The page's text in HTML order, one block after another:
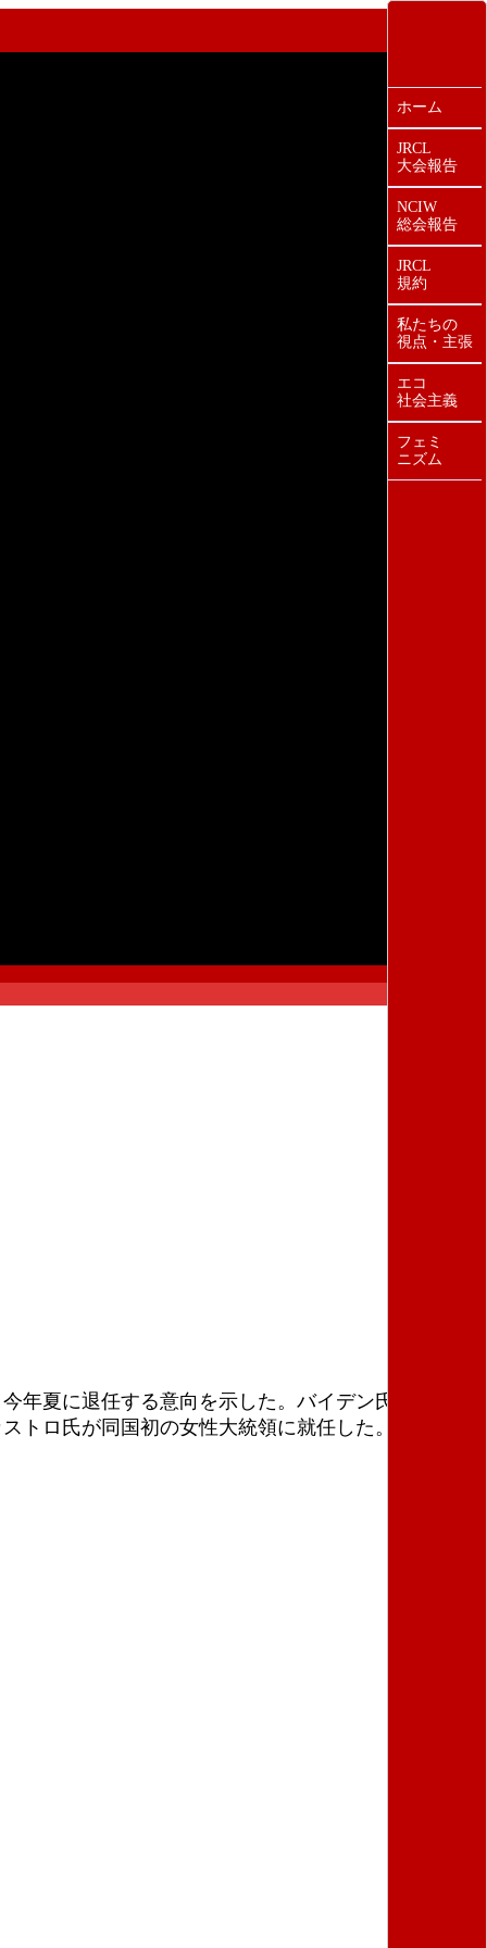
夏に退任する意向を示した。バイデン氏は同日、
トロ氏が同国初の女性大統領に就任した。
ホーム
JRCL
大会報告
NCIW
総会報告
JRCL
規約
私たちの
視点・主張
エコ
社会主義
フェミ
ニズム